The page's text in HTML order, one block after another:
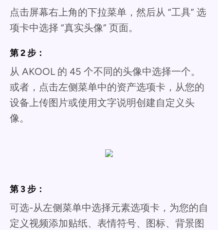
点击屏幕右上角的下拉菜单，然后从 “工具” 选
项卡中选择 “真实头像” 页面。
第 2 步：
从 AKOOL 的 45 个不同的头像中选择一个。
或者，点击左侧菜单中的资产选项卡，从您的
设备上传图片或使用文字说明创建自定义头
像。
第 3 步：
可选-从左侧菜单中选择元素选项卡，为您的自
定义视频添加贴纸、表情符号、图标、背景图